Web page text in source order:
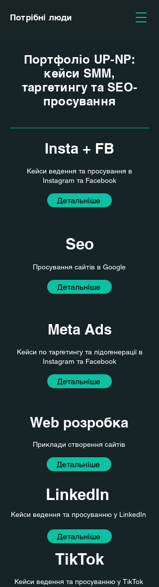
Потрібні люди
Портфоліо UP-NP:
кейси SMM,
таргетингу та SEO-
просування
Insta + FB
Кейси ведення та просування в
Instagram та Facebook
Детальніше
Seo
Просування сайтів в Google
Детальніше
Meta Ads
Кейси по таргетингу та лідогенерації в
Instagram та Facebook
Детальніше
Web розробка
Приклади створення сайтів
Детальніше
LinkedIn
Кейси ведення та просуванню у LinkedIn
Детальніше
TikTok
Кейси ведення та просуванню у TikTok